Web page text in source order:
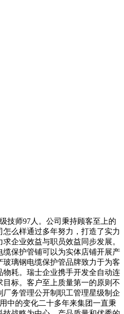
技师97人。公司秉持顾客至上的
么样通过多年努力，打造了实力
企业效益与职员效益同步发展。
保护管铺可以为实体店铺开展产
璃钢电缆保护管品牌致力于为客
耗。瑞士企业携手开发全自动连
标。客户至上质量第一的原则不
务管理公开制职工管理星级制企
中的变化二十多年来集团一直秉